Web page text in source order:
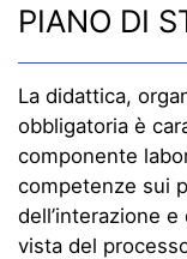
PIANO DI
La didattica,
obbligatoria è
componente
competenze sui
dell’interazione
vista del